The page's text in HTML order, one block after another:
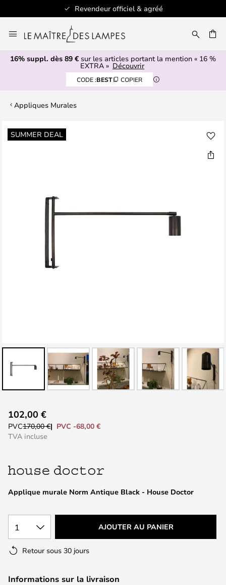
Revendeur officiel & agréé
au
contenu
16% suppl. dès 89 € sur les articles portant la mention « 16 %
EXTRA » Découvrir
CODE :BEST COPIER
Appliques Murales
SUMMER DEAL
Skip
to
to
the
the
gallery
Applique murale Norm Antique Black - House Doctor
102,00 €
PVC170,00 €
PVC -68,00 €
TVA incluse
1 AJOUTER AU PANIER
Retour sous 30 jours
Informations sur la livraison